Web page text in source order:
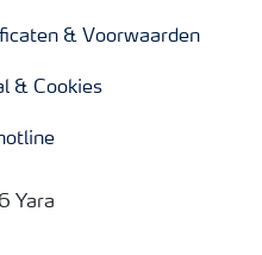
& Voorwaarden
& Cookies
Yara